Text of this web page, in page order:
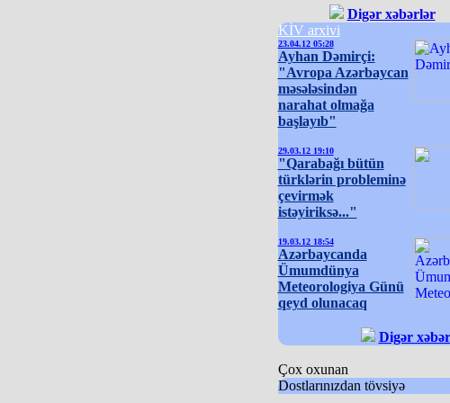
Digər xəbərlər
KİV arxivi
23.04.12 05:28
Ayhan Dəmirçi:
"Avropa Azərbaycan
məsələsindən
narahat olmağa
başlayıb"
29.03.12 19:10
"Qarabağı bütün
türklərin probleminə
çevirmək
istəyiriksə..."
19.03.12 18:54
Azərbaycanda
Ümumdünya
Meteorologiya Günü
qeyd olunacaq
Digər
Çox oxunan
Dostlarınızdan tövsiyə